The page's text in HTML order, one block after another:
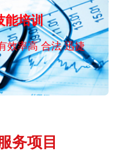
能培训
效率高 合法 迅捷
务项目